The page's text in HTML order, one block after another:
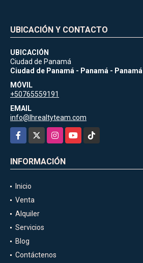
UBICACIÓN Y CONTACTO
UBICACIÓN
Ciudad de Panamá
Ciudad de Panamá - Panamá - Panamá
MÓVIL
+50765559191
EMAIL
info@lhrealtyteam.com
Facebook
InstagramYouTubeTikTok
INFORMACIÓN
Inicio
Venta
Alquiler
Servicios
Blog
Contáctenos